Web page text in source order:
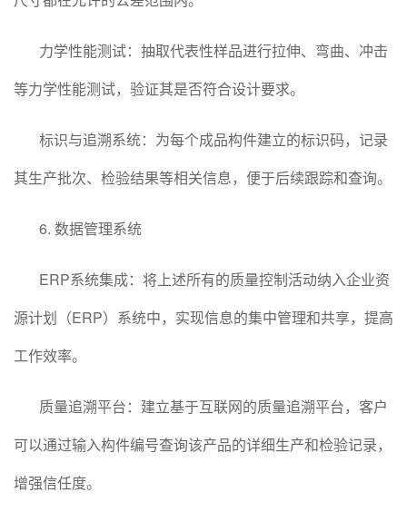
力学性能测试：抽取代表性样品进行拉伸、弯曲、冲击
等力学性能测试，验证其是否符合设计要求。
标识与追溯系统：为每个成品构件建立的标识码，记录
其生产批次、检验结果等相关信息，便于后续跟踪和查询。
6. 数据管理系统
ERP系统集成：将上述所有的质量控制活动纳入企业资
源计划（ERP）系统中，实现信息的集中管理和共享，提高
工作效率。
质量追溯平台：建立基于互联网的质量追溯平台，客户
可以通过输入构件编号查询该产品的详细生产和检验记录，
增强信任度。